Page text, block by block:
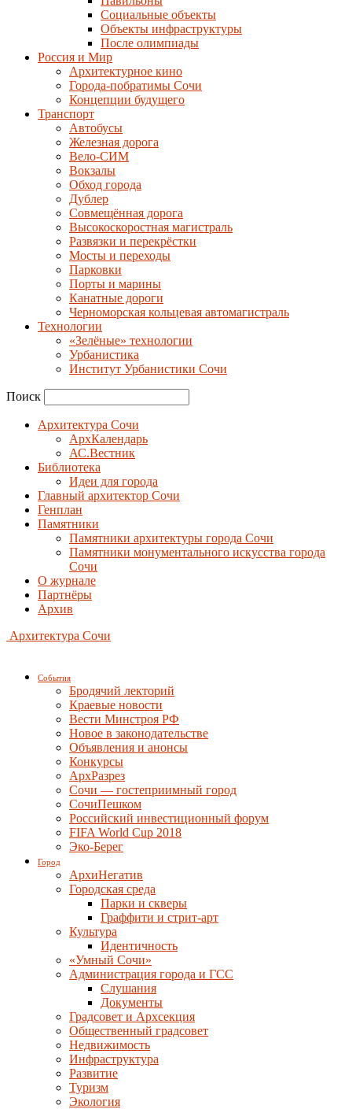
Социальные объекты
Объекты инфраструктуры
После олимпиады
Россия и Мир
Архитектурное кино
Города-побратимы Сочи
Концепции будущего
Транспорт
Автобусы
Железная дорога
Вело-СИМ
Вокзалы
Обход города
Дублер
Совмещённая дорога
Высокоскоростная магистраль
Развязки и перекрёстки
Мосты и переходы
Парковки
Порты и марины
Канатные дороги
Черноморская кольцевая автомагистраль
Технологии
«Зелёные» технологии
Урбанистика
Институт Урбанистики Сочи
Поиск
Архитектура Сочи
АрхКалендарь
АС.Вестник
Библиотека
Идеи для города
Главный архитектор Сочи
Генплан
Памятники
Памятники архитектуры города Сочи
Памятники монументального искусства города
Сочи
О журнале
Партнёры
Архив
Архитектура Сочи
События
Бродячий лекторий
Краевые новости
Вести Минстроя РФ
Новое в законодательстве
Объявления и анонсы
Конкурсы
АрхРазрез
Сочи — гостеприимный город
СочиПешком
Российский инвестиционный форум
FIFA World Cup 2018
Эко-Берег
Город
АрхиНегатив
Городская среда
Парки и скверы
Граффити и стрит-арт
Культура
Идентичность
«Умный Сочи»
Администрация города и ГСС
Слушания
Документы
Градсовет и Архсекция
Общественный градсовет
Недвижимость
Инфраструктура
Развитие
Туризм
Экология